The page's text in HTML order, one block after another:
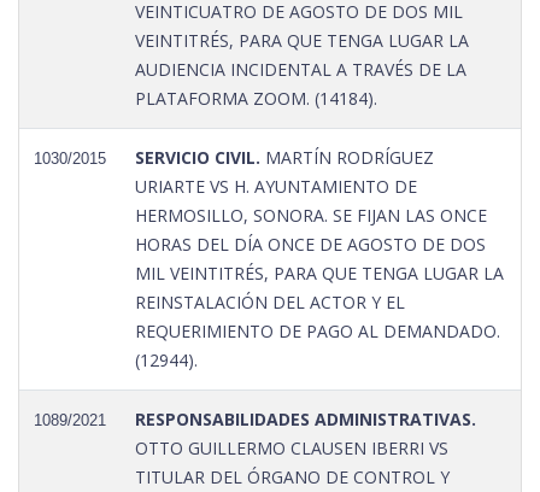
VEINTICUATRO DE AGOSTO DE DOS MIL
VEINTITRÉS, PARA QUE TENGA LUGAR LA
AUDIENCIA INCIDENTAL A TRAVÉS DE LA
PLATAFORMA ZOOM. (14184).
1030/2015 SERVICIO CIVIL. MARTÍN RODRÍGUEZ
URIARTE VS H. AYUNTAMIENTO DE
HERMOSILLO, SONORA. SE FIJAN LAS ONCE
HORAS DEL DÍA ONCE DE AGOSTO DE DOS
MIL VEINTITRÉS, PARA QUE TENGA LUGAR LA
REINSTALACIÓN DEL ACTOR Y EL
REQUERIMIENTO DE PAGO AL DEMANDADO.
(12944).
1089/2021
RESPONSABILIDADES ADMINISTRATIVAS.
OTTO GUILLERMO CLAUSEN IBERRI VS
TITULAR DEL ÓRGANO DE CONTROL Y